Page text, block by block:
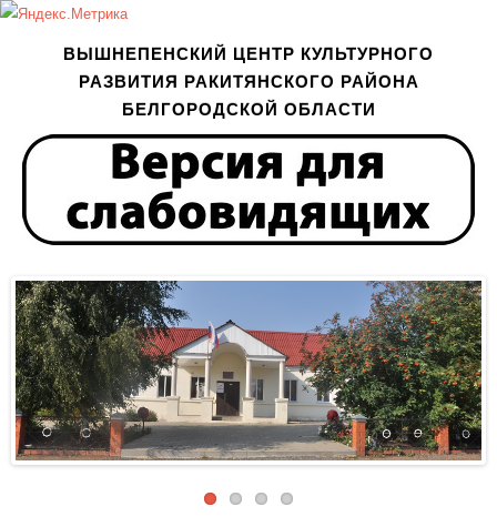
ВЫШНЕПЕНСКИЙ ЦЕНТР КУЛЬТУРНОГО
РАЗВИТИЯ РАКИТЯНСКОГО РАЙОНА
БЕЛГОРОДСКОЙ ОБЛАСТИ